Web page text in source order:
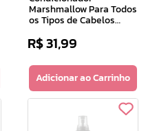
Marshmallow Para Todos
os Tipos de Cabelos
R$31,99
Adicionar ao Carrinho